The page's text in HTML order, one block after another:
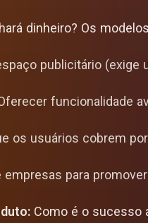
dinheiro? Os
publicitário (exige
funcionalidade
os usuários cobrem
empresas para
Como é o sucesso